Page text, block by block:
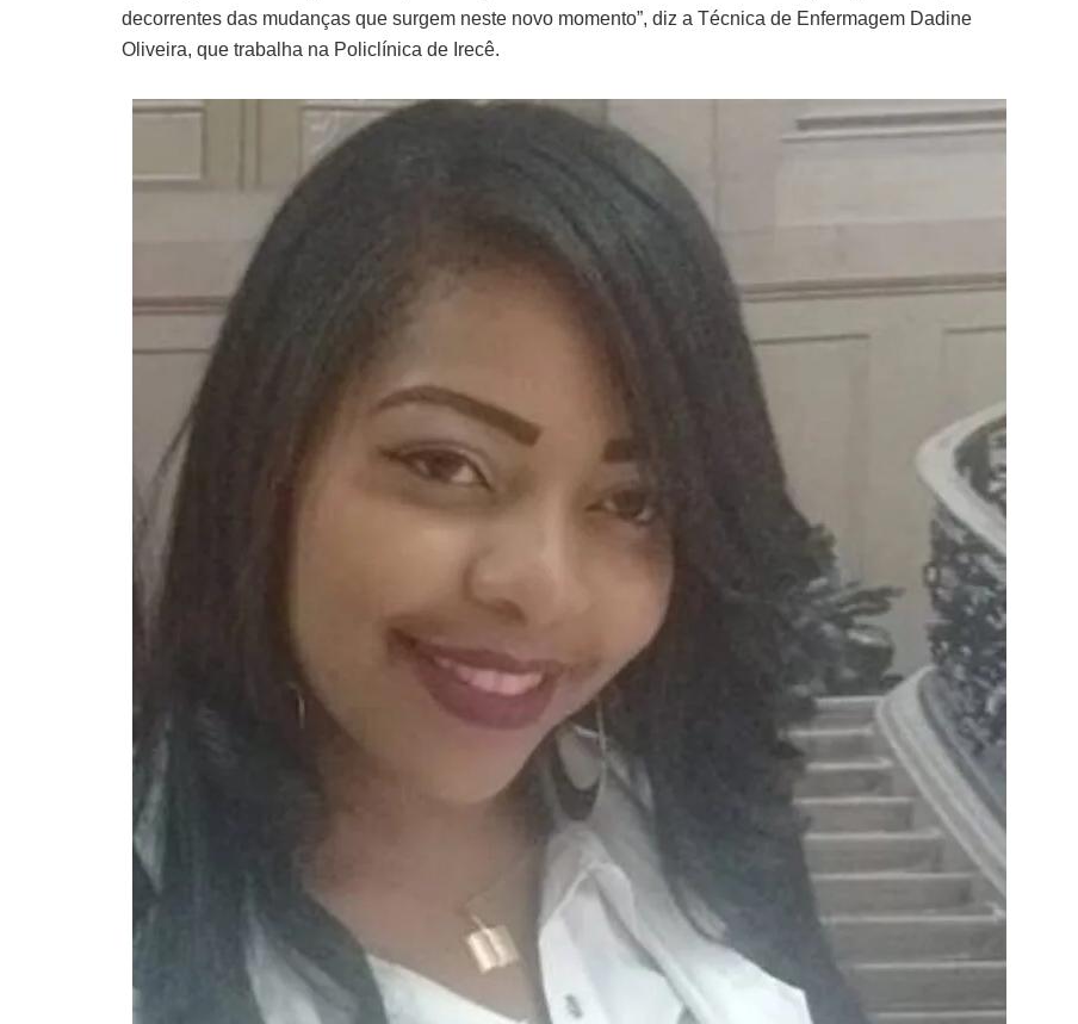
decorrentes das mudanças que surgem neste novo momento”, diz a Técnica de Enfermagem Dadine
Oliveira, que trabalha na Policlínica de Irecê.